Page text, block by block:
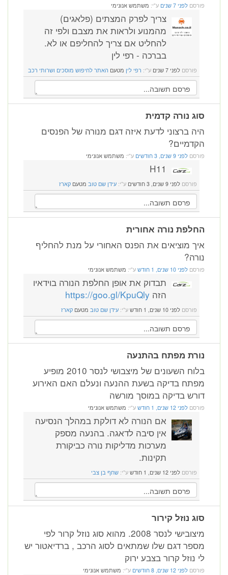
פורסם לפני 7 שנים ע"י: משתמש אנונימי
צריך לפרק המצתים (פלאגים)
מהמנוע ולראות את מצבם ולפי זה
להחליט אם צריך להחליפם או לא.
בברכה - רפי לין
פורסם לפני 7 שנים ע"י: רפי לין מטעם האתר לחיפוש מוסכים ושרותי רכב
סוג נורה קדמית
היה ברצוני לדעת איזה דגם מנורה של הפנסים
הקדמיים?
פורסם לפני 9 שנים, 3 חודשים ע"י: משתמש אנונימי
H11
פורסם לפני 9 שנים, 3 חודשים ע"י: עידן שם טוב מטעם קארז
החלפת נורה אחורית
איך מוציאים את הפנס האחורי על מנת להחליף
נורה?
פורסם לפני 10 שנים, 1 חודש ע"י: משתמש אנונימי
תבדוק את אופן החלפת הנורה בוידאיו
הזה https://goo.gl/KpuQly
פורסם לפני 10 שנים, 1 חודש ע"י: עידן שם טוב מטעם קארז
נורת מפתח בהתנעה
בלוח השעונים של מיצבושי לנסר 2010 מופיע
מפתח בדיקה בשעת ההנעה ונעלם האם האירוע
דורש בדיקה במוסך מורשה
פורסם לפני 12 שנים, 1 חודש ע"י: משתמש אנונימי
אם הנורה לא דולקת במהלך הנסיעה
אין סיבה לדאגה. בהנעה מספק
מערכות מדליקות נורה כביקורת
תקינות.
פורסם לפני 12 שנים, 1 חודש ע"י: שחף בן צבי
סוג נוזל קירור
מיצובישי לנסר 2008. מהוא סוג נוזל קרור לפי
מספר דגם שלו שמתאים לסוג הרכב , ברדיאטור יש
לי נוזל קרור בצבע ירוק
פורסם לפני 12 שנים, 8 חודשים ע"י: משתמש אנונימי